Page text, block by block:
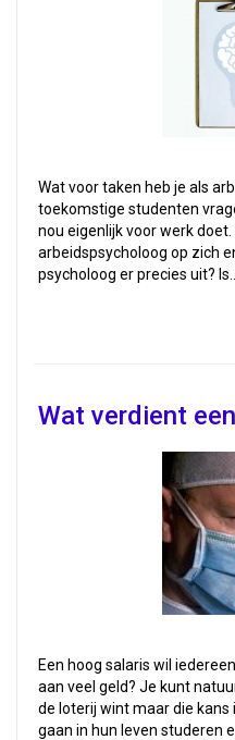
Wat voor taken heb je als
toekomstige studenten
nou eigenlijk voor werk
arbeidspsycholoog op zich
psycholoog er precies uit? Is…
Wat verdient
Een hoog salaris wil
aan veel geld? Je kunt
de loterij wint maar die kans
gaan in hun leven studeren